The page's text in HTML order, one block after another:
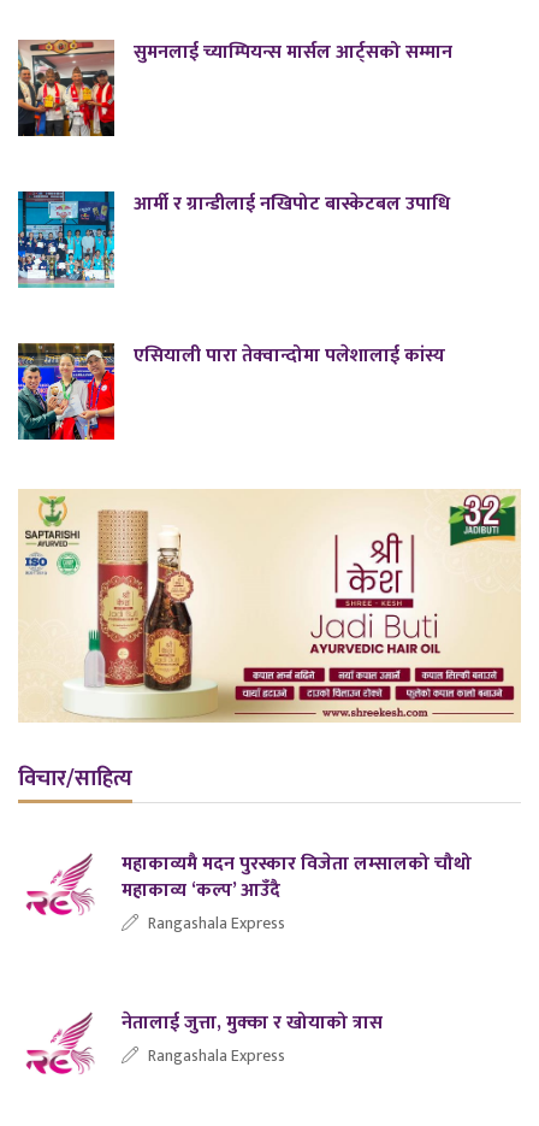
सुमनलाई च्याम्पियन्स मार्सल आर्ट्सको सम्मान
आर्मी र ग्रान्डीलाई नखिपोट बास्केटबल उपाधि
एसियाली पारा तेक्वान्दोमा पलेशालाई कांस्य
विचार/साहित्य
महाकाव्यमै मदन पुरस्कार विजेता लम्सालको चौथो
महाकाव्य ‘कल्प’ आउँदै
Rangashala Express
नेतालाई जुत्ता, मुक्का र खोयाको त्रास
Rangashala Express